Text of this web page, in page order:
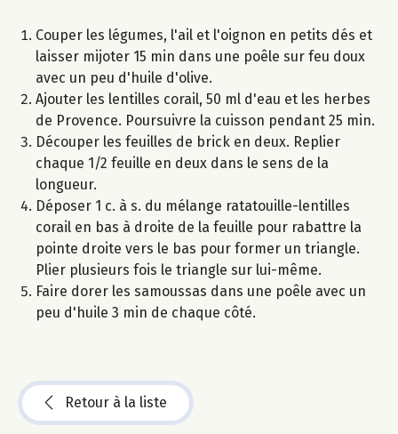
Couper les légumes, l'ail et l'oignon en petits dés et
laisser mijoter 15 min dans une poêle sur feu doux
avec un peu d'huile d'olive.
Ajouter les lentilles corail, 50 ml d'eau et les herbes
de Provence. Poursuivre la cuisson pendant 25 min.
Découper les feuilles de brick en deux. Replier
chaque 1/2 feuille en deux dans le sens de la
longueur.
Déposer 1 c. à s. du mélange ratatouille-lentilles
corail en bas à droite de la feuille pour rabattre la
pointe droite vers le bas pour former un triangle.
Plier plusieurs fois le triangle sur lui-même.
Faire dorer les samoussas dans une poêle avec un
peu d'huile 3 min de chaque côté.
Retour à la liste